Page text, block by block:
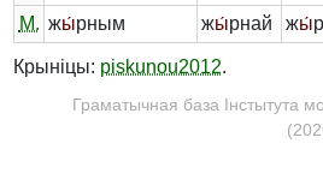
М. жы́рным жы́рнай жы́
Крыніцы: piskunou2012.
Граматычная база Інстытута